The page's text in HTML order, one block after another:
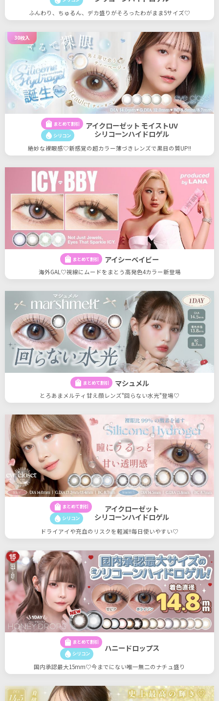
ふんわり、ちゅるん、デカ盛りがそろったわがまま5サイズ♡
30枚入
shopping_bag まとめて割引
water_drop シリコン
アイクローゼット モイストUV
シリコーンハイドロゲル
絶妙な裸眼感♡新感覚の超カラー薄づきレンズで黒目の質UP!!
shopping_bag まとめて割引 アイシーベイビー
海外GAL♡視線にムードをまとう高発色4カラー新登場
shopping_bag まとめて割引 マシュメル
とろあまメルティ甘え顔レンズ"回らない水光"登場♡
shopping_bag まとめて割引
water_drop シリコン
アイクローゼット
シリコーンハイドロゲル
ドライアイや充血のリスクを軽減!!毎日使いやすい♡
shopping_bag まとめて割引
water_drop シリコン
ハニードロップス
国内承認最大15mm♡今までにない唯一無二のナチュ盛り